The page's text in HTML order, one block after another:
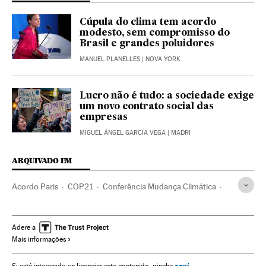
Cúpula do clima tem acordo
modesto, sem compromisso do
Brasil e grandes poluidores
MANUEL PLANELLES | NOVA YORK
Lucro não é tudo: a sociedade exige
um novo contrato social das
empresas
MIGUEL ÁNGEL GARCÍA VEGA | MADRI
ARQUIVADO EM
Acordo Paris COP21 Conferência Mudança Climática
Cúpulas internacionais Aquecimento global
Emissão gases
Adere a
Mais informações